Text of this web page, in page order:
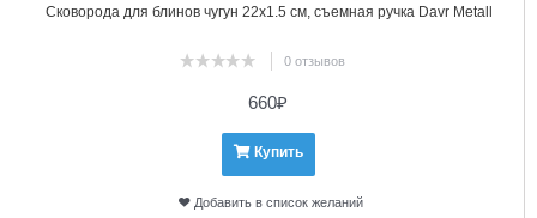
Сковорода для блинов чугун 22х1.5 см, съемная ручка Davr Metall
0 отзывов
660₽
Купить
Добавить в список желаний